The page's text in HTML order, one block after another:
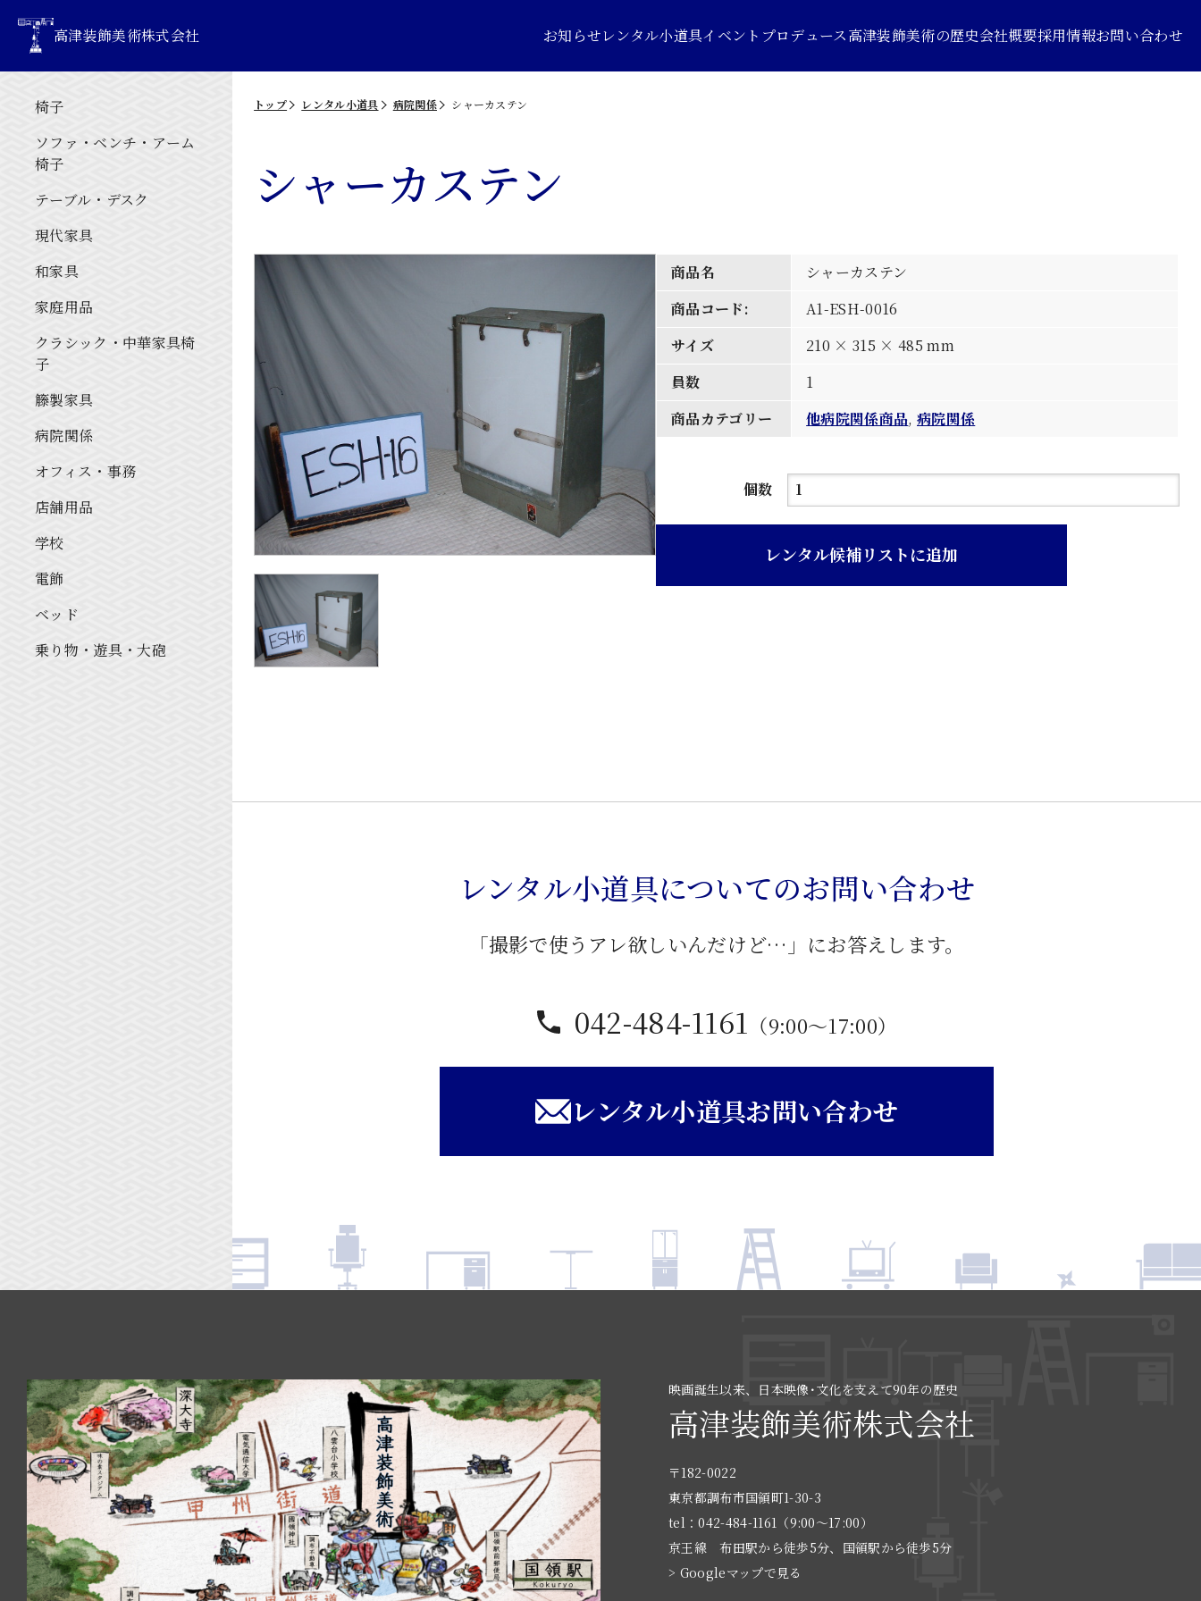
高津装飾美術株式会社 お知らせレンタル小道具イベントプロデュース高津装飾美術の歴史会社概要採用情報お問い合わせ
椅子
ソファ・ベンチ・アーム
椅子
テーブル・デスク
現代家具
和家具
家庭用品
クラシック・中華家具椅
子
籐製家具
病院関係
オフィス・事務
店舗用品
学校
電飾
ベッド
乗り物・遊具・大砲
トップ レンタル小道具 病院関係 シャーカステン
シャーカステン
商品名
シャーカステン
商品コード:
A1-ESH-0016
サイズ
210 × 315 × 485 mm
員数
1
商品カテゴリー
他病院関係商品,病院関係
個数
シ
レンタル候補リストに追加
レンタル小道具についてのお問い合わせ
「撮影で使うアレ欲しいんだけど…」にお答えします。
042-484-1161 （9:00〜17:00）
レンタル小道具お問い合わせ
映画誕生以来、日本映像･文化を支えて90年の歴史
高津装飾美術株式会社
〒182-0022
東京都調布市国領町1-30-3
tel：042-484-1161（9:00〜17:00）
京王線 布田駅から徒歩5分、国領駅から徒歩5分
> Googleマップで見る